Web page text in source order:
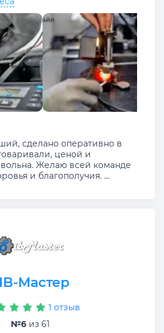
сделано оперативно в
ценой и
Желаю всей команде
и благополучия. ...
Мастер
1 отзыв
№6из 61